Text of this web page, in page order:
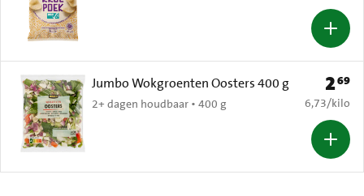
Jumbo Wokgroenten Oosters 400 g
2+ dagen houdbaar • 400 g
Prijs:
269
€ 6,73 per
6,73/kilo